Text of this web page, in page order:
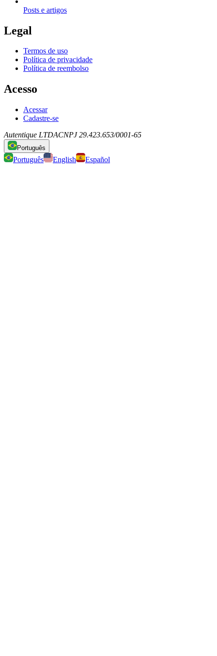
Posts e artigos
Legal
Termos de uso
Política de privacidade
Política de reembolso
Acesso
Acessar
Cadastre-se
Autentique LTDACNPJ 29.423.653/0001-65
Português
Português English Español